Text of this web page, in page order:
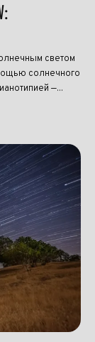
светом
солнечного
—...